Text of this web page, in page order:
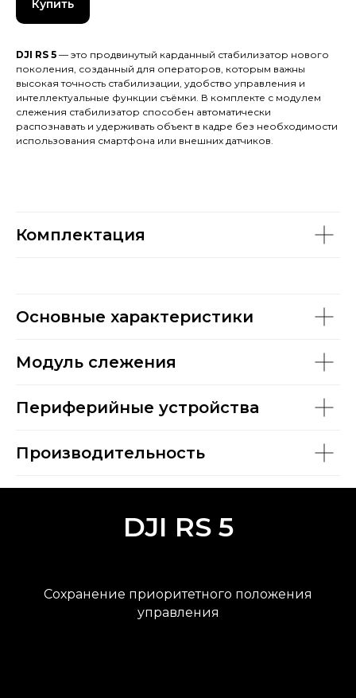
Купить
DJI RS 5 — это продвинутый карданный стабилизатор нового
поколения, созданный для операторов, которым важны
высокая точность стабилизации, удобство управления и
интеллектуальные функции съёмки. В комплекте с модулем
слежения стабилизатор способен автоматически
распознавать и удерживать объект в кадре без необходимости
использования смартфона или внешних датчиков.
Комплектация
Основные характеристики
Модуль слежения
Периферийные устройства
Производительность
DJI RS 5
Сохранение приоритетного положения
управления